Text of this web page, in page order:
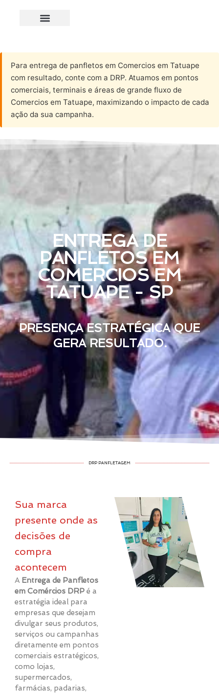
Para entrega de panfletos em Comercios em Tatuape
com resultado, conte com a DRP. Atuamos em pontos
comerciais, terminais e áreas de grande fluxo de
Comercios em Tatuape, maximizando o impacto de cada
ação da sua campanha.
ENTREGA DE
PANFLETOS EM
COMERCIOS EM
TATUAPE - SP
PRESENÇA ESTRATÉGICA QUE
GERA RESULTADO.
DRP PANFLETAGEM
Sua marca
presente onde as
decisões de
compra
acontecem
A Entrega de Panfletos
em Comércios DRP é a
estratégia ideal para
empresas que desejam
divulgar seus produtos,
serviços ou campanhas
diretamente em pontos
comerciais estratégicos,
como lojas,
supermercados,
farmácias, padarias,